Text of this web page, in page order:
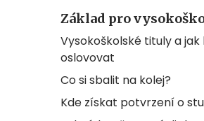
Základ pro
Vysokoškolské tituly a jak
oslovovat
Co si sbalit na kolej?
Kde získat potvrzení o